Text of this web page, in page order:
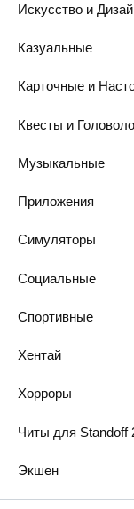
Искусство и
Казуальные
Карточные и
Квесты и
Музыкальные
Приложения
Симуляторы
Социальные
Спортивные
Хентай
Хорроры
Читы для Standoff
Экшен